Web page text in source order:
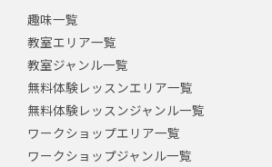
趣味一覧
教室エリア一覧
教室ジャンル一覧
無料体験レッスンエリア一覧
無料体験レッスンジャンル一覧
ワークショップエリア一覧
ワークショップジャンル一覧